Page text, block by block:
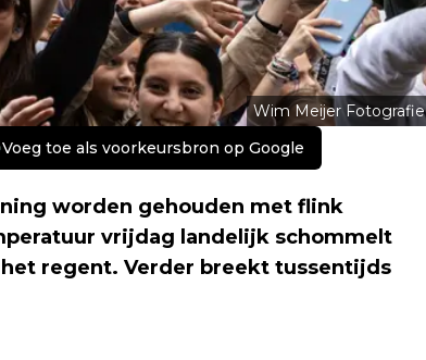
Wim Meijer Fotografie
Voeg toe als voorkeursbron op Google
worden gehouden met flink
vrijdag landelijk schommelt
regent. Verder breekt tussentijds